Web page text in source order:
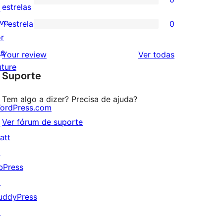
estrela
com
3
estrela
0
avaliação
com
2
estrela
estrelas
com
1
1 estrela 0
Your review Ver todasavaliações
Suporte
Tem algo a dizer? Precisa de ajuda?
Ver fórum de suporte